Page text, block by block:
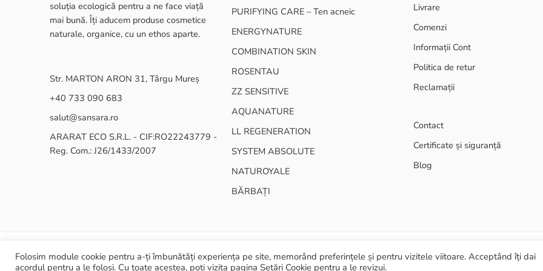
soluția ecologică pentru a ne face viață
mai bună. Îți aducem produse cosmetice
naturale, organice, cu un ethos aparte.
Str. MARTON ARON 31, Târgu Mureș
+40 733 090 683
salut@sansara.ro
ARARAT ECO S.R.L. - CIF:RO22243779 -
Reg. Com.: J26/1433/2007
PURIFYING CARE – Ten acneic
ENERGYNATURE
COMBINATION SKIN
ROSENTAU
ZZ SENSITIVE
AQUANATURE
LL REGENERATION
SYSTEM ABSOLUTE
NATUROYALE
BĂRBAȚI
Livrare
Comenzi
Informații Cont
Politica de retur
Reclamații
Contact
Certificate și siguranță
Blog
© 2024 ARARAT ECO SRL - Toate drepturile rezervate Termeni și
Folosim module cookie pentru a-ți îmbunătăți experiența pe site, memorând preferințele și pentru vizitele viitoare. Acceptând îți dai
acordul pentru a le folosi. Cu toate acestea, poți vizita pagina Setări Cookie pentru a le revizui.